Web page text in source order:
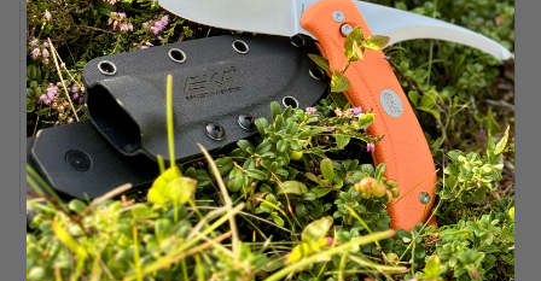
BLADFORM
Drop-point
BLADSLIPNING
Planslipad med brynfas
BLADVINKEL
Cirka 20 grader per sida
HANDTAG
Titanbelagd